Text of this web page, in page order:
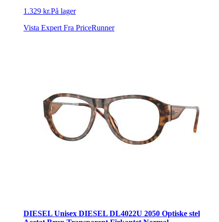
1.329 kr.På lager
Vista Expert Fra PriceRunner
DIESEL Unisex DIESEL DL4022U 2050 Optiske stel